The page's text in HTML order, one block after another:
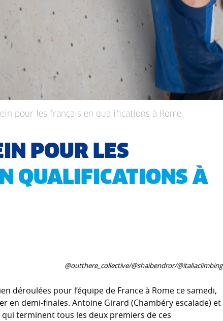
pour les français en qualifications à Rome
POUR LES
QUALIFICATIONS À
@outthere_collective/@shaibendror/@italiaclimbing
déroulées pour l’équipe de France à Rome ce samedi,
en demi-finales. Antoine Girard (Chambéry escalade) et
qui terminent tous les deux premiers de ces